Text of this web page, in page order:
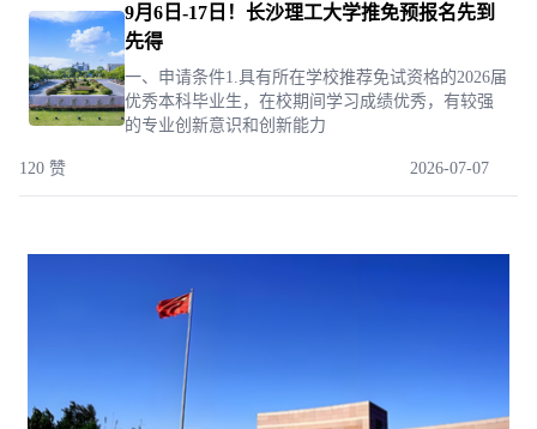
9月6日-17日！长沙理工大学推免预报名先到
先得
一、申请条件1.具有所在学校推荐免试资格的2026届
优秀本科毕业生，在校期间学习成绩优秀，有较强
的专业创新意识和创新能力
120 赞 2026-07-07